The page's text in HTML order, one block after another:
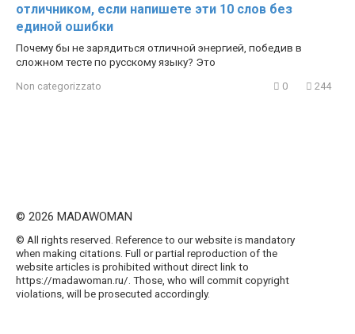
отличником, если напишете эти 10 слов без
единой ошибки
Почему бы не зарядиться отличной энергией, победив в
сложном тесте по русскому языку? Это
Non categorizzato 0 244
© 2026 MADAWOMAN
© All rights reserved. Reference to our website is mandatory
when making citations. Full or partial reproduction of the
website articles is prohibited without direct link to
https://madawoman.ru/. Those, who will commit copyright
violations, will be prosecuted accordingly.